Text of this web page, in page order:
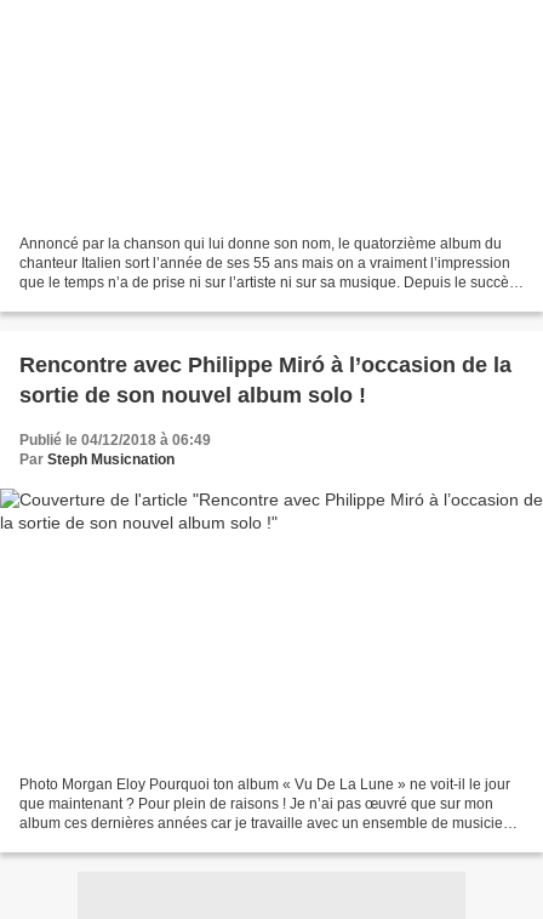
Annoncé par la chanson qui lui donne son nom, le quatorzième album du
chanteur Italien sort l’année de ses 55 ans mais on a vraiment l’impression
que le temps n’a de prise ni sur l’artiste ni sur sa musique. Depuis le succès
Rencontre avec Philippe Miró à l’occasion de la
sortie de son nouvel album solo !
Publié le 04/12/2018 à 06:49
Par Steph Musicnation
Photo Morgan Eloy Pourquoi ton album « Vu De La Lune » ne voit-il le jour
que maintenant ? Pour plein de raisons ! Je n’ai pas œuvré que sur mon
album ces dernières années car je travaille avec un ensemble de musiciens